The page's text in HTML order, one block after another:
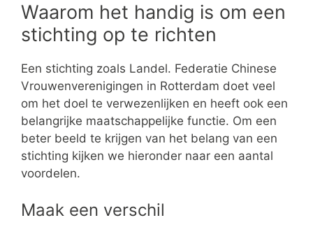
Waarom het handig is om een
stichting op te richten
Een stichting zoals Landel. Federatie Chinese
Vrouwenverenigingen in Rotterdam doet veel
om het doel te verwezenlijken en heeft ook een
belangrijke maatschappelijke functie. Om een
beter beeld te krijgen van het belang van een
stichting kijken we hieronder naar een aantal
voordelen.
Maak een verschil